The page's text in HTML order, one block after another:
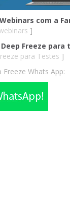
Webinars com a
]
Freeze
para Testes ]
Whats App: